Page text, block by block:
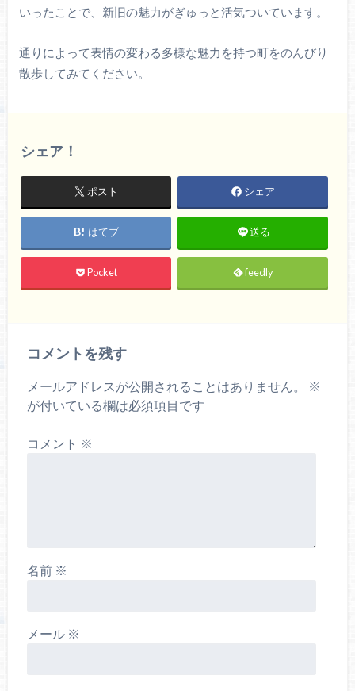
いったことで、新旧の魅力がぎゅっと活気ついています。
通りによって表情の変わる多様な魅力を持つ町をのんびり
散歩してみてください。
シェア！
ポスト シェア
はてブ 送る
Pocket feedly
コメントを残す
メールアドレスが公開されることはありません。
※
が付いている欄は必須項目です
コメント ※
名前 ※
メール ※